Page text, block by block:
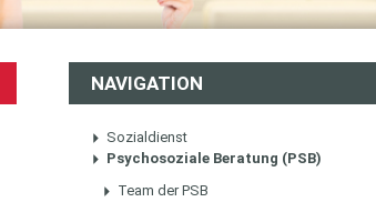
NAVIGATION
Sozialdienst
Psychosoziale Beratung (PSB)
Team der PSB